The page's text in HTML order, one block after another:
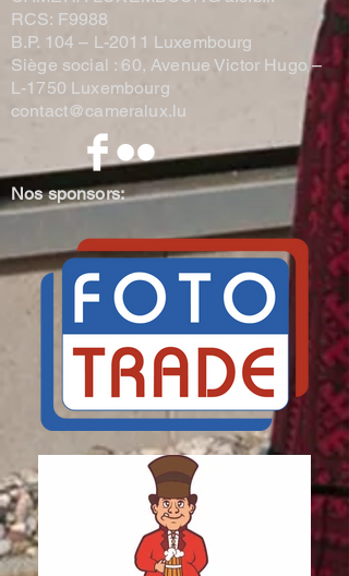
RCS: F9988
B.P. 104 – L-2011 Luxembourg
Siège social : 60, Avenue Victor Hugo –
L-1750 Luxembourg
contact@cameralux.lu
Nos sponsors: